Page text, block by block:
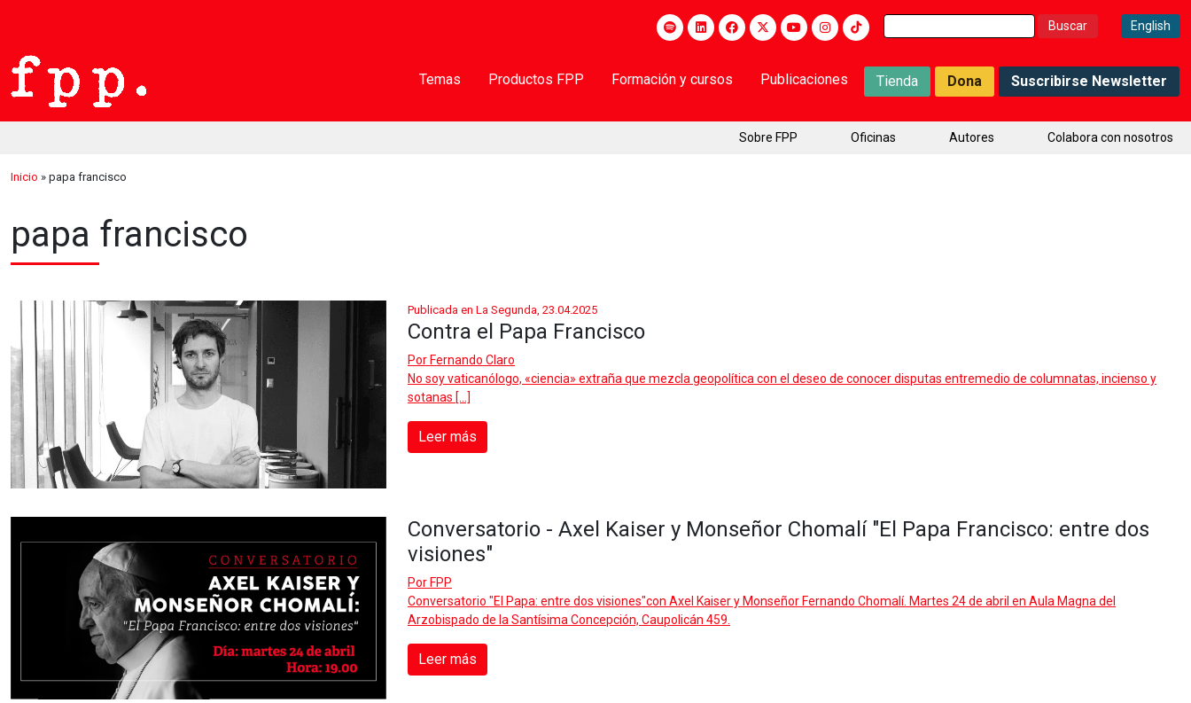
Buscar: English
Temas Productos FPP Formación y cursos Publicaciones Tienda Dona Suscribirse Newsletter
Sobre FPP Oficinas Autores Colabora con nosotros
Inicio » papa francisco
papa francisco
Publicada en La Segunda, 23.04.2025
Contra el Papa Francisco
Por Fernando Claro
No soy vaticanólogo, «ciencia» extraña que mezcla geopolítica con el deseo de conocer disputas entremedio de columnatas, incienso y
sotanas […]
Leer más
Conversatorio - Axel Kaiser y Monseñor Chomalí "El Papa Francisco: entre dos
visiones"
Por FPP
Conversatorio "El Papa: entre dos visiones"con Axel Kaiser y Monseñor Fernando Chomalí. Martes 24 de abril en Aula Magna del
Arzobispado de la Santísima Concepción, Caupolicán 459.
Leer más